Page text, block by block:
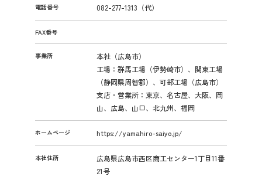
電話番号 082-277-1313（代）
FAX番号
事業所
本社（広島市）
工場：群馬工場（伊勢崎市）、関東工場
（静岡県周智郡）、可部工場（広島市）
支店・営業所：東京、名古屋、大阪、岡
山、広島、山口、北九州、福岡
ホームページ https://yamahiro-saiyo.jp/
本社住所
広島県広島市西区商工センター1丁目11番
21号